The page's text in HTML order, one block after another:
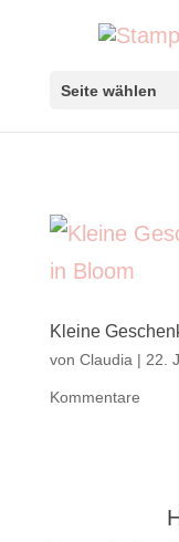
Seite wählen
Kleine
von Claudia | 22.
Kommentare